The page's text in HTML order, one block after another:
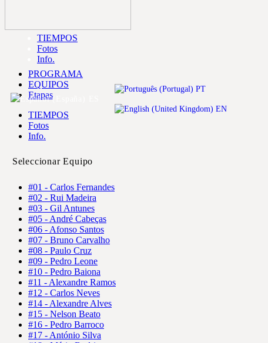
TIEMPOS
Fotos
Info.
PT
EN
PROGRAMA
EQUIPOS
Etapas
TIEMPOS
Fotos
Info.
Seleccionar Equipo
#01 - Carlos Fernandes
#02 - Rui Madeira
#03 - Gil Antunes
#05 - André Cabeças
#06 - Afonso Santos
#07 - Bruno Carvalho
#08 - Paulo Cruz
#09 - Pedro Leone
#10 - Pedro Baiona
#11 - Alexandre Ramos
#12 - Carlos Neves
#14 - Alexandre Alves
#15 - Nelson Beato
#16 - Pedro Barroco
#17 - António Silva